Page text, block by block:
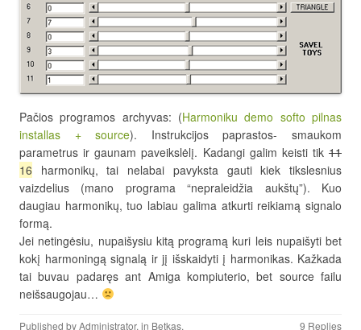
Pačios programos archyvas: (Harmoniku demo softo pilnas
installas + source). Instrukcijos paprastos- smaukom
parametrus ir gaunam paveikslėlį. Kadangi galim keisti tik 11
16 harmonikų, tai nelabai pavyksta gauti kiek tikslesnius
vaizdelius (mano programa “nepraleidžia aukštų”). Kuo
daugiau harmonikų, tuo labiau galima atkurti reikiamą signalo
formą.
Jei netingėsiu, nupaišysiu kitą programą kuri leis nupaišyti bet
kokį harmoningą signalą ir jį išskaidyti į harmonikas. Kažkada
tai buvau padaręs ant Amiga kompiuterio, bet source failu
neišsaugojau…
Published byAdministrator, in Betkas. 9 Replies